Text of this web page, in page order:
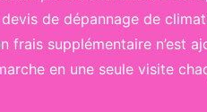
de dépannage de
frais supplémentaire n’est
en une seule visite